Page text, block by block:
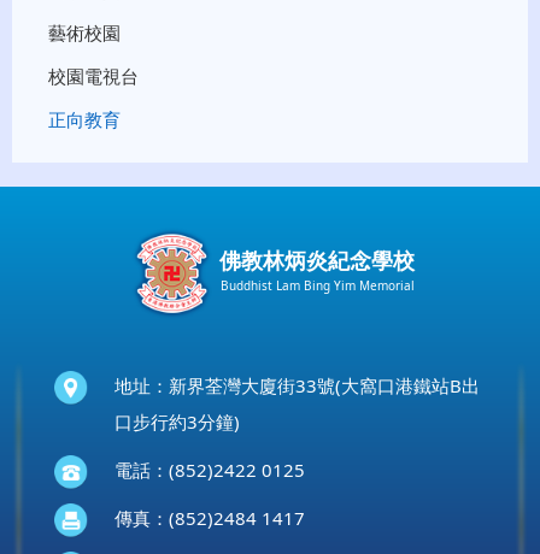
藝術校園
校園電視台
正向教育
佛教林炳炎紀念學校
Buddhist Lam Bing Yim Memorial
地址：新界荃灣大廈街33號(大窩口港鐵站B出
口步行約3分鐘)
電話：(852)2422 0125
傳真：(852)2484 1417